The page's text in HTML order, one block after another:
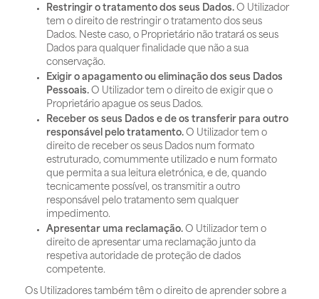
Restringir o tratamento dos seus Dados. O Utilizador
tem o direito de restringir o tratamento dos seus
Dados. Neste caso, o Proprietário não tratará os seus
Dados para qualquer finalidade que não a sua
conservação.
Exigir o apagamento ou eliminação dos seus Dados
Pessoais. O Utilizador tem o direito de exigir que o
Proprietário apague os seus Dados.
Receber os seus Dados e de os transferir para outro
responsável pelo tratamento. O Utilizador tem o
direito de receber os seus Dados num formato
estruturado, comummente utilizado e num formato
que permita a sua leitura eletrónica, e de, quando
tecnicamente possível, os transmitir a outro
responsável pelo tratamento sem qualquer
impedimento.
Apresentar uma reclamação. O Utilizador tem o
direito de apresentar uma reclamação junto da
respetiva autoridade de proteção de dados
competente.
Os Utilizadores também têm o direito de aprender sobre a